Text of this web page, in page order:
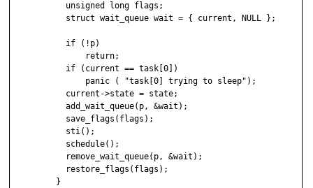
           unsigned long flags;
           struct wait_queue wait = { current, NULL };
           if (!p)
               return;
           if (current == task[0])
               panic ( "task[0] trying to sleep");
           current->state = state;
           add_wait_queue(p, &wait);
           save_flags(flags);
           sti();
           schedule();
           remove_wait_queue(p, &wait);
           restore_flags(flags);
         }